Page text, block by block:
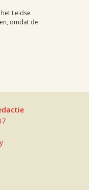
Leidse
omdat de